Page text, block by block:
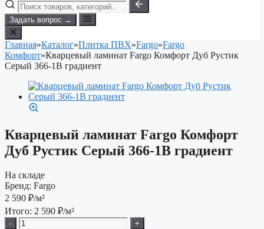
Задать вопрос →
Главная»Каталог»Плитка ПВХ»Fargo»Fargo
Комфорт»Кварцевый ламинат Fargo Комфорт Дуб Рустик
Серый 366-1В градиент
Кварцевый ламинат Fargo Комфорт
Дуб Рустик Серый 366-1В градиент
На складе
Бренд: Fargo
2 590 ₽/м²
Итого: 2 590 ₽/м²
-
+